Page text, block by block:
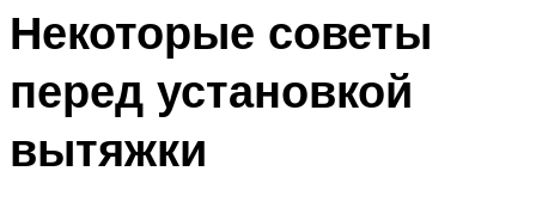
Некоторые советы
перед установкой
вытяжки